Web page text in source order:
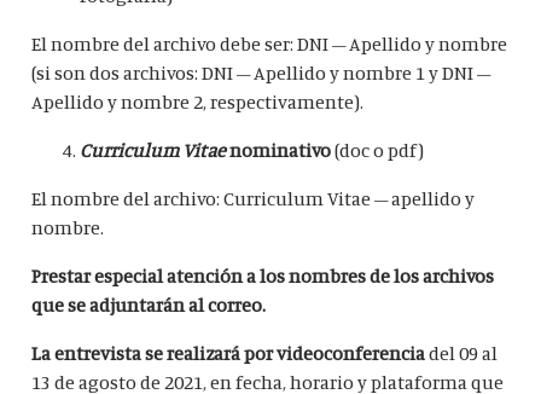
El nombre del archivo debe ser: DNI – Apellido y nombre
(si son dos archivos: DNI – Apellido y nombre 1 y DNI –
Apellido y nombre 2, respectivamente).
Curriculum Vitaenominativo(doc o pdf)
El nombre del archivo: Curriculum Vitae – apellido y
nombre.
Prestar especial atención a los nombres de los archivos
que se adjuntarán al correo.
La entrevista se realizará por videoconferenciadel 09 al
13 de agosto de 2021, en fecha, horario y plataforma que